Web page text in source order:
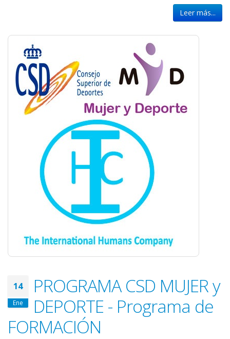
Leer más...
14
Ene
PROGRAMA CSD MUJER y
DEPORTE - Programa de
FORMACIÓN